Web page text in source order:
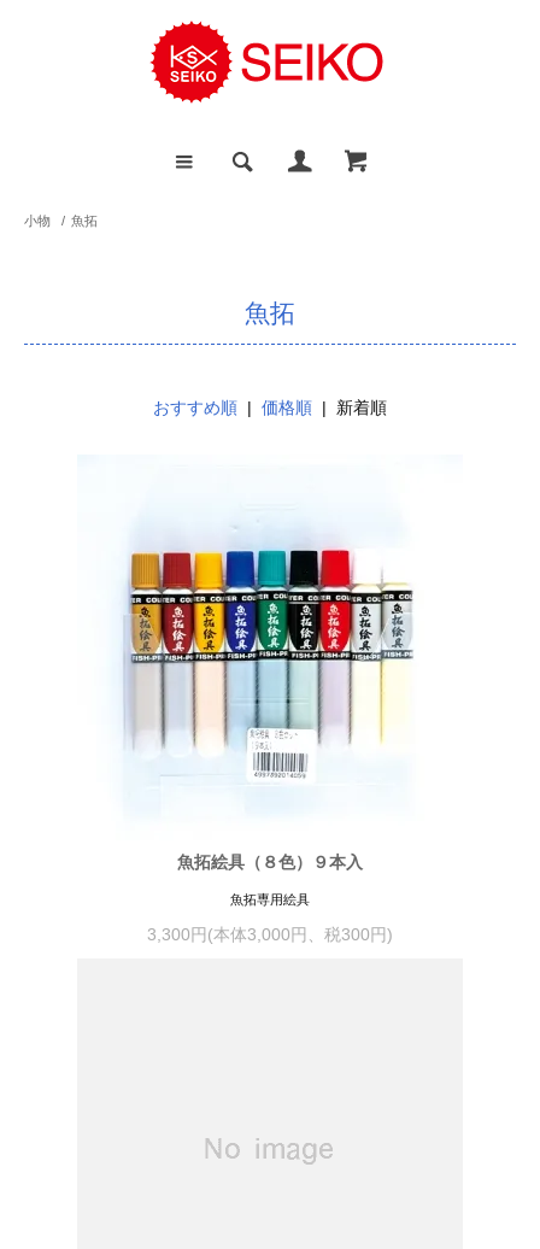
小物 / 魚拓
魚拓
おすすめ順 | 価格順 | 新着順
魚拓絵具（８色）９本入
魚拓専用絵具
3,300円(本体3,000円、税300円)